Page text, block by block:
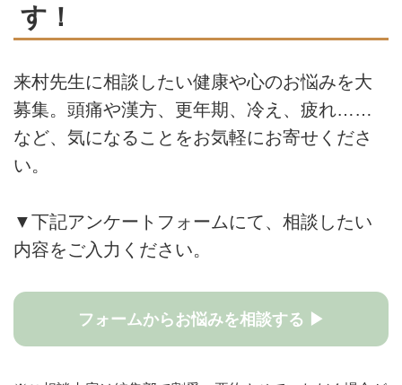
す！
来村先生に相談したい健康や心のお悩みを大
募集。頭痛や漢方、更年期、冷え、疲れ……
など、気になることをお気軽にお寄せくださ
い。
▼下記アンケートフォームにて、相談したい
内容をご入力ください。
フォームからお悩みを相談する ▶